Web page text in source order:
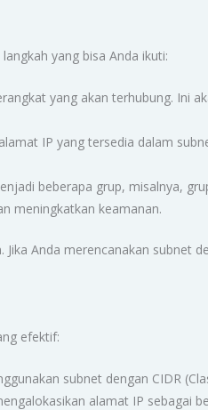
yang bisa Anda ikuti:
yang akan terhubung. Ini
IP yang tersedia dalam
beberapa grup, misalnya,
meningkatkan keamanan.
Anda merencanakan subnet
efektif:
subnet dengan CIDR
alamat IP sebagai